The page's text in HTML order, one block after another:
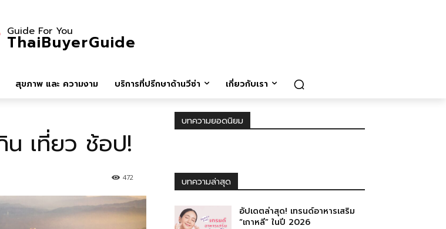
Guide For You
ThaiBuyerGuide
สุขภาพ และ ความงาม บริการที่ปรึกษาด้านวีซ่า เกี่ยวกับเรา
น เที่ยว ช้อป!
472
บทความยอดนิยม
บทความล่าสุด
อัปเดตล่าสุด! เทรนด์อาหารเสริม
“เกาหลี” ในปี 2026